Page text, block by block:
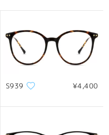
S939 ¥4,400